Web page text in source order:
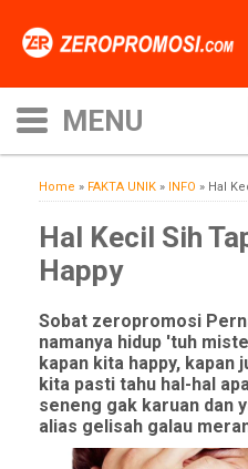
Home » FAKTA UNIK » INFO » Hal
Hal Kecil Sih
Happy
Sobat zeropromosi
namanya hidup 'tuh
kapan kita happy, kapan
kita pasti tahu hal-hal
seneng gak karuan dan
alias gelisah galau